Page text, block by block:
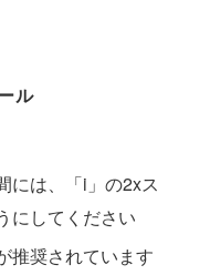
ル
には、「i」の2xス
にしてください
推奨されています